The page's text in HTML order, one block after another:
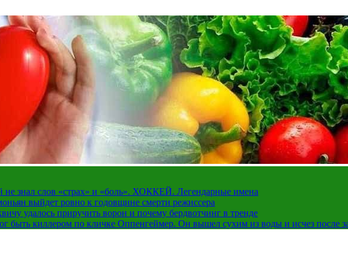
не знал слов «страх» и «боль». ХОККЕЙ. Легендарные имена
выйдет ровно к годовщине смерти режиссера
удалось приручить ворон и почему бердвотчинг в тренде
быть киллером по кличке Оппенгеймер. Он вышел сухим из воды и исчез после